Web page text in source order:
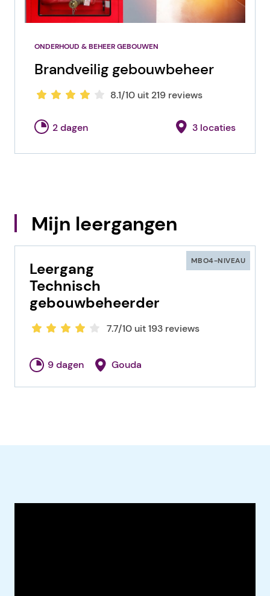
ONDERHOUD & BEHEER GEBOUWEN
Brandveilig gebouwbeheer
8.1/10 uit 219 reviews
2 dagen 3 locaties
Mijn leergangen
MBO4-NIVEAU
Leergang
Technisch
gebouwbeheerder
7.7/10 uit 193 reviews
9 dagen Gouda